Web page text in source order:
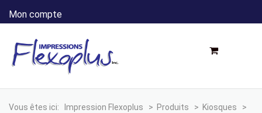
Mon compte
Vous êtes ici: Impression Flexoplus > Produits > Kiosques
>